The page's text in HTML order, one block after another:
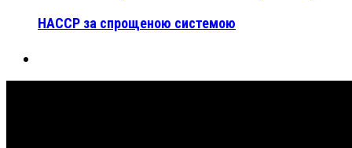
HACCP за спрощеною системою